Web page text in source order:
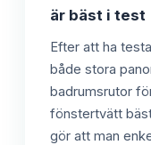
är bäst i test
Efter att ha
både stora
badrumsrutor
fönstertvätt
gör att man